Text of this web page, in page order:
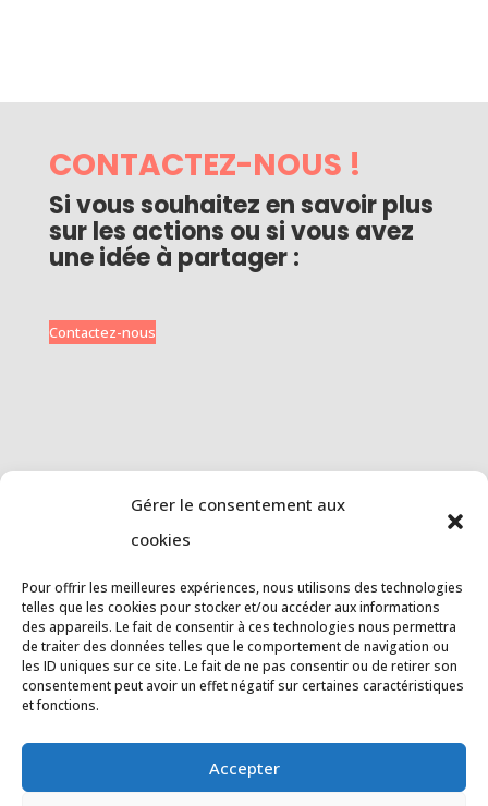
Gérer le consentement aux
cookies
Pour offrir les meilleures expériences, nous utilisons des technologies
telles que les cookies pour stocker et/ou accéder aux informations
des appareils. Le fait de consentir à ces technologies nous permettra
de traiter des données telles que le comportement de navigation ou
les ID uniques sur ce site. Le fait de ne pas consentir ou de retirer son
consentement peut avoir un effet négatif sur certaines caractéristiques
et fonctions.
Accepter
CONTACTEZ-NOUS !
Si vous souhaitez en savoir plus
sur les actions ou si vous avez
une idée à partager :
Contactez-nous
L’ASSOCIATION
faite vivre les actions du Court-
Bouillon